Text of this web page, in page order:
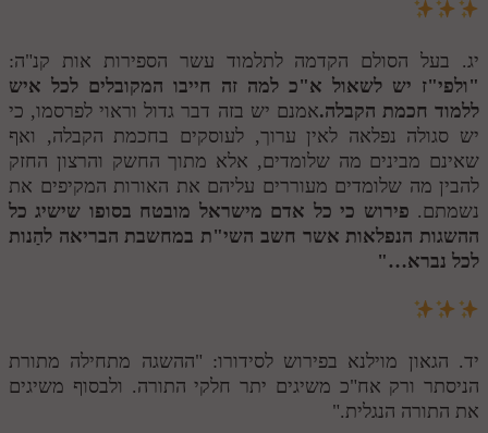
יג. בעל הסולם הקדמה לתלמוד עשר הספירות אות קנ"ה:
"ולפי"ז יש לשאול א"כ למה זה חייבו המקובלים לכל איש
ללמוד חכמת הקבלה.אמנם יש בזה דבר גדול וראוי לפרסמו, כי
יש סגולה נפלאה לאין ערוך, לעוסקים בחכמת הקבלה, ואף
שאינם מבינים מה שלומדים, אלא מתוך החשק והרצון החזק
להבין מה שלומדים מעוררים עליהם את האורות המקיפים את
נשמתם. פירוש כי כל אדם מישראל מובטח בסופו שישיג כל
ההשגות הנפלאות אשר חשב השי"ת במחשבת הבריאה להַנות
לכל נברא…"
יד. הגאון מוילנא בפירוש לסידורו: "ההשגה מתחילה מתורת
הניסתר ורק אח"כ משיגים יתר חלקי התורה. ולבסוף משיגים
את התורה הנגלית."